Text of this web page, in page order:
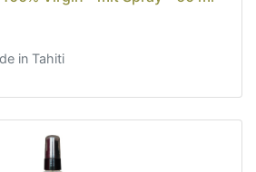
in Tahiti